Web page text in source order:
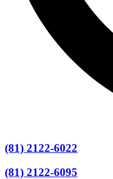
(81) 2122-6022
(81) 2122-6095